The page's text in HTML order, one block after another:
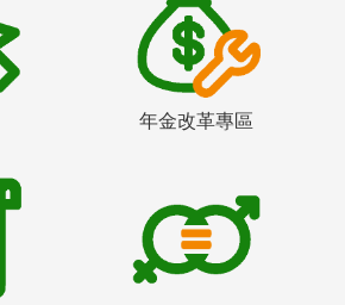
年金改革專區